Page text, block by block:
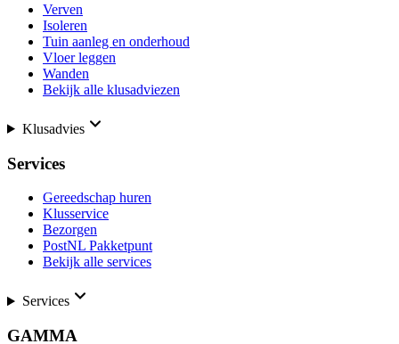
Verven
Isoleren
Tuin aanleg en onderhoud
Vloer leggen
Wanden
Bekijk alle klusadviezen
Klusadvies
Services
Gereedschap huren
Klusservice
Bezorgen
PostNL Pakketpunt
Bekijk alle services
Services
GAMMA